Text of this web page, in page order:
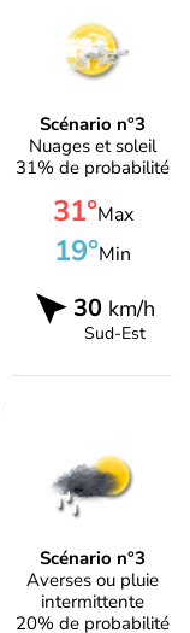
Scénario n°3
Nuages et soleil
31% de probabilité
31°Max
19°Min
30 km/h
Sud-Est
Scénario n°3
Averses ou pluie
intermittente
20% de probabilité